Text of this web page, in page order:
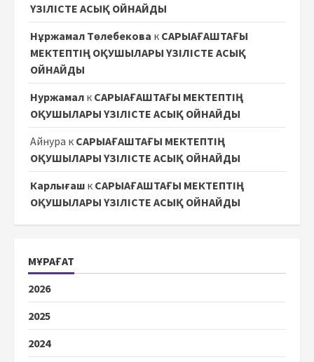
ҮЗІЛІСТЕ АСЫҚ ОЙНАЙДЫ
Нұржамал Төлебекова к САРЫАҒАШТАҒЫ
МЕКТЕПТІҢ ОҚУШЫЛАРЫ ҮЗІЛІСТЕ АСЫҚ
ОЙНАЙДЫ
Нуржамал к САРЫАҒАШТАҒЫ МЕКТЕПТІҢ
ОҚУШЫЛАРЫ ҮЗІЛІСТЕ АСЫҚ ОЙНАЙДЫ
Айнура к САРЫАҒАШТАҒЫ МЕКТЕПТІҢ
ОҚУШЫЛАРЫ ҮЗІЛІСТЕ АСЫҚ ОЙНАЙДЫ
Карлығаш к САРЫАҒАШТАҒЫ МЕКТЕПТІҢ
ОҚУШЫЛАРЫ ҮЗІЛІСТЕ АСЫҚ ОЙНАЙДЫ
МҰРАҒАТ
2026
2025
2024